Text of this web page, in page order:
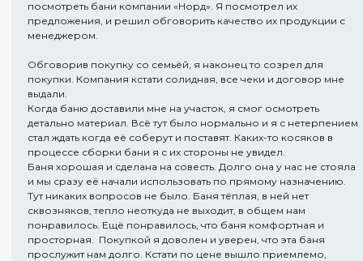
посмотреть бани компании «Норд». Я посмотрел их
предложения, и решил обговорить качество их продукции с
менеджером.
Обговорив покупку со семьёй, я наконец то созрел для
покупки. Компания кстати солидная, все чеки и договор мне
выдали.
Когда баню доставили мне на участок, я смог осмотреть
детально материал. Всё тут было нормально и я с нетерпением
стал ждать когда её соберут и поставят. Каких-то косяков в
процессе сборки бани я с их стороны не увидел.
Баня хорошая и сделана на совесть. Долго она у нас не стояла
и мы сразу её начали использовать по прямому назначению.
Тут никаких вопросов не было. Баня тёплая, в ней нет
сквозняков, тепло неоткуда не выходит, в общем нам
понравилось. Ещё понравилось, что баня комфортная и
просторная. Покупкой я доволен и уверен, что эта баня
прослужит нам долго. Кстати по цене вышло приемлемо,